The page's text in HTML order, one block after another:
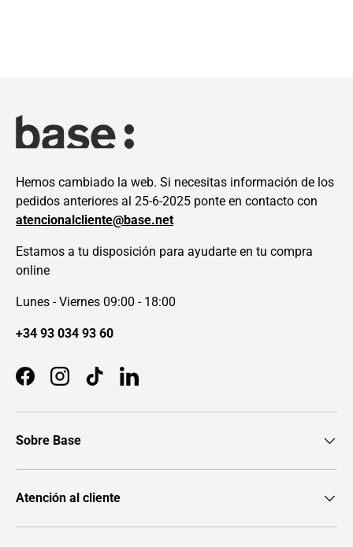
Hemos cambiado la web. Si necesitas información de los
pedidos anteriores al 25-6-2025 ponte en contacto con
atencionalcliente@base.net
Estamos a tu disposición para ayudarte en tu compra
online
Lunes - Viernes 09:00 - 18:00
+34 93 034 93 60
FacebookInstagramTikTokLinkedIn
Sobre Base
Atención al cliente